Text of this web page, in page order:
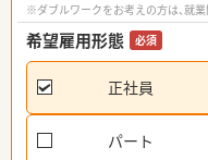
※ダブルワークをお考えの方は、就
希望雇用形態 必須
正社員
パート